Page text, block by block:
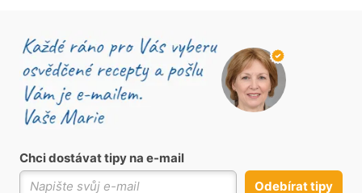
Chci dostávat tipy na e-mail
Odebírat tipy